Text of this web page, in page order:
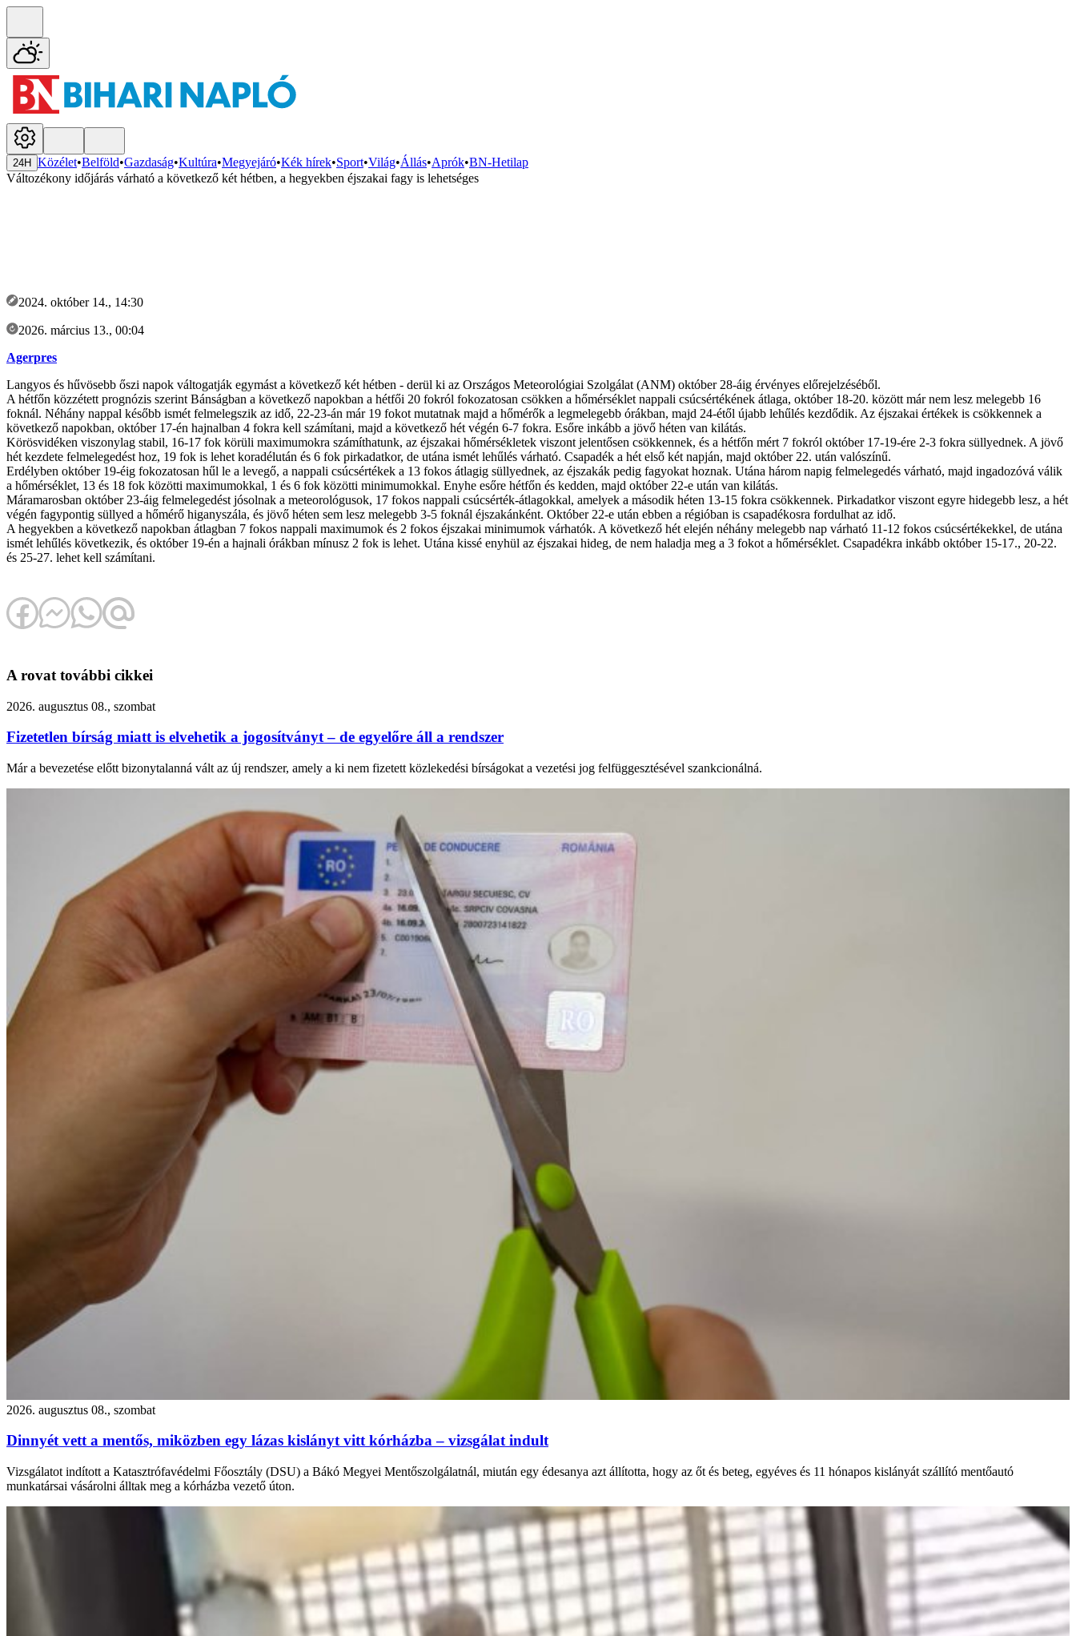
24H Közélet•Belföld•Gazdaság•Kultúra•Megyejáró•Kék hírek•Sport•Világ•Állás•Aprók•BN-Hetilap
Változékony időjárás várható a következő két hétben, a hegyekben éjszakai fagy is lehetséges
2024. október 14., 14:30
2026. március 13., 00:04
Agerpres
Langyos és hűvösebb őszi napok váltogatják egymást a következő két hétben - derül ki az Országos Meteorológiai Szolgálat (ANM) október 28-áig érvényes előrejelzéséből.
A hétfőn közzétett prognózis szerint Bánságban a következő napokban a hétfői 20 fokról fokozatosan csökken a hőmérséklet nappali csúcsértékének átlaga, október 18-20. között már nem lesz melegebb 16
foknál. Néhány nappal később ismét felmelegszik az idő, 22-23-án már 19 fokot mutatnak majd a hőmérők a legmelegebb órákban, majd 24-étől újabb lehűlés kezdődik. Az éjszakai értékek is csökkennek a
következő napokban, október 17-én hajnalban 4 fokra kell számítani, majd a következő hét végén 6-7 fokra. Esőre inkább a jövő héten van kilátás.
Körösvidéken viszonylag stabil, 16-17 fok körüli maximumokra számíthatunk, az éjszakai hőmérsékletek viszont jelentősen csökkennek, és a hétfőn mért 7 fokról október 17-19-ére 2-3 fokra süllyednek. A jövő
hét kezdete felmelegedést hoz, 19 fok is lehet koradélután és 6 fok pirkadatkor, de utána ismét lehűlés várható. Csapadék a hét első két napján, majd október 22. után valószínű.
Erdélyben október 19-éig fokozatosan hűl le a levegő, a nappali csúcsértékek a 13 fokos átlagig süllyednek, az éjszakák pedig fagyokat hoznak. Utána három napig felmelegedés várható, majd ingadozóvá válik
a hőmérséklet, 13 és 18 fok közötti maximumokkal, 1 és 6 fok közötti minimumokkal. Enyhe esőre hétfőn és kedden, majd október 22-e után van kilátás.
Máramarosban október 23-áig felmelegedést jósolnak a meteorológusok, 17 fokos nappali csúcsérték-átlagokkal, amelyek a második héten 13-15 fokra csökkennek. Pirkadatkor viszont egyre hidegebb lesz, a hét
végén fagypontig süllyed a hőmérő higanyszála, és jövő héten sem lesz melegebb 3-5 foknál éjszakánként. Október 22-e után ebben a régióban is csapadékosra fordulhat az idő.
A hegyekben a következő napokban átlagban 7 fokos nappali maximumok és 2 fokos éjszakai minimumok várhatók. A következő hét elején néhány melegebb nap várható 11-12 fokos csúcsértékekkel, de utána
ismét lehűlés következik, és október 19-én a hajnali órákban mínusz 2 fok is lehet. Utána kissé enyhül az éjszakai hideg, de nem haladja meg a 3 fokot a hőmérséklet. Csapadékra inkább október 15-17., 20-22.
és 25-27. lehet kell számítani.
A rovat további cikkei
2026. augusztus 08., szombat
Fizetetlen bírság miatt is elvehetik a jogosítványt – de egyelőre áll a rendszer
Már a bevezetése előtt bizonytalanná vált az új rendszer, amely a ki nem fizetett közlekedési bírságokat a vezetési jog felfüggesztésével szankcionálná.
2026. augusztus 08., szombat
Dinnyét vett a mentős, miközben egy lázas kislányt vitt kórházba – vizsgálat indult
Vizsgálatot indított a Katasztrófavédelmi Főosztály (DSU) a Bákó Megyei Mentőszolgálatnál, miután egy édesanya azt állította, hogy az őt és beteg, egyéves és 11 hónapos kislányát szállító mentőautó
munkatársai vásárolni álltak meg a kórházba vezető úton.